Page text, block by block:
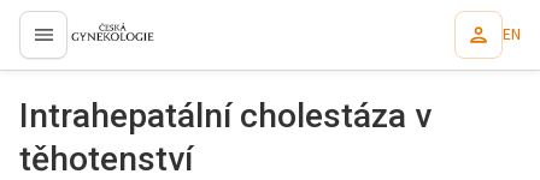
proLékaře.cz EN
Intrahepatální cholestáza v
těhotenství